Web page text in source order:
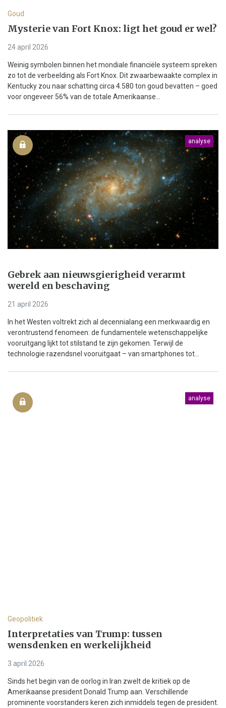
Goud
Mysterie van Fort Knox: ligt het goud er wel?
24 april 2026
Weinig symbolen binnen het mondiale financiële systeem spreken
zo tot de verbeelding als Fort Knox. Dit zwaarbewaakte complex in
Kentucky zou naar schatting circa 4.580 ton goud bevatten – goed
voor ongeveer 56% van de totale Amerikaanse...
analyse
Gebrek aan nieuwsgierigheid verarmt
wereld en beschaving
21 april 2026
In het Westen voltrekt zich al decennialang een merkwaardig en
verontrustend fenomeen: de fundamentele wetenschappelijke
vooruitgang lijkt tot stilstand te zijn gekomen. Terwijl de
technologie razendsnel vooruitgaat – van smartphones tot...
analyse
Geopolitiek
Interpretaties van Trump: tussen
wensdenken en werkelijkheid
3 april 2026
Sinds het begin van de oorlog in Iran zwelt de kritiek op de
Amerikaanse president Donald Trump aan. Verschillende
prominente voorstanders keren zich inmiddels tegen de president.